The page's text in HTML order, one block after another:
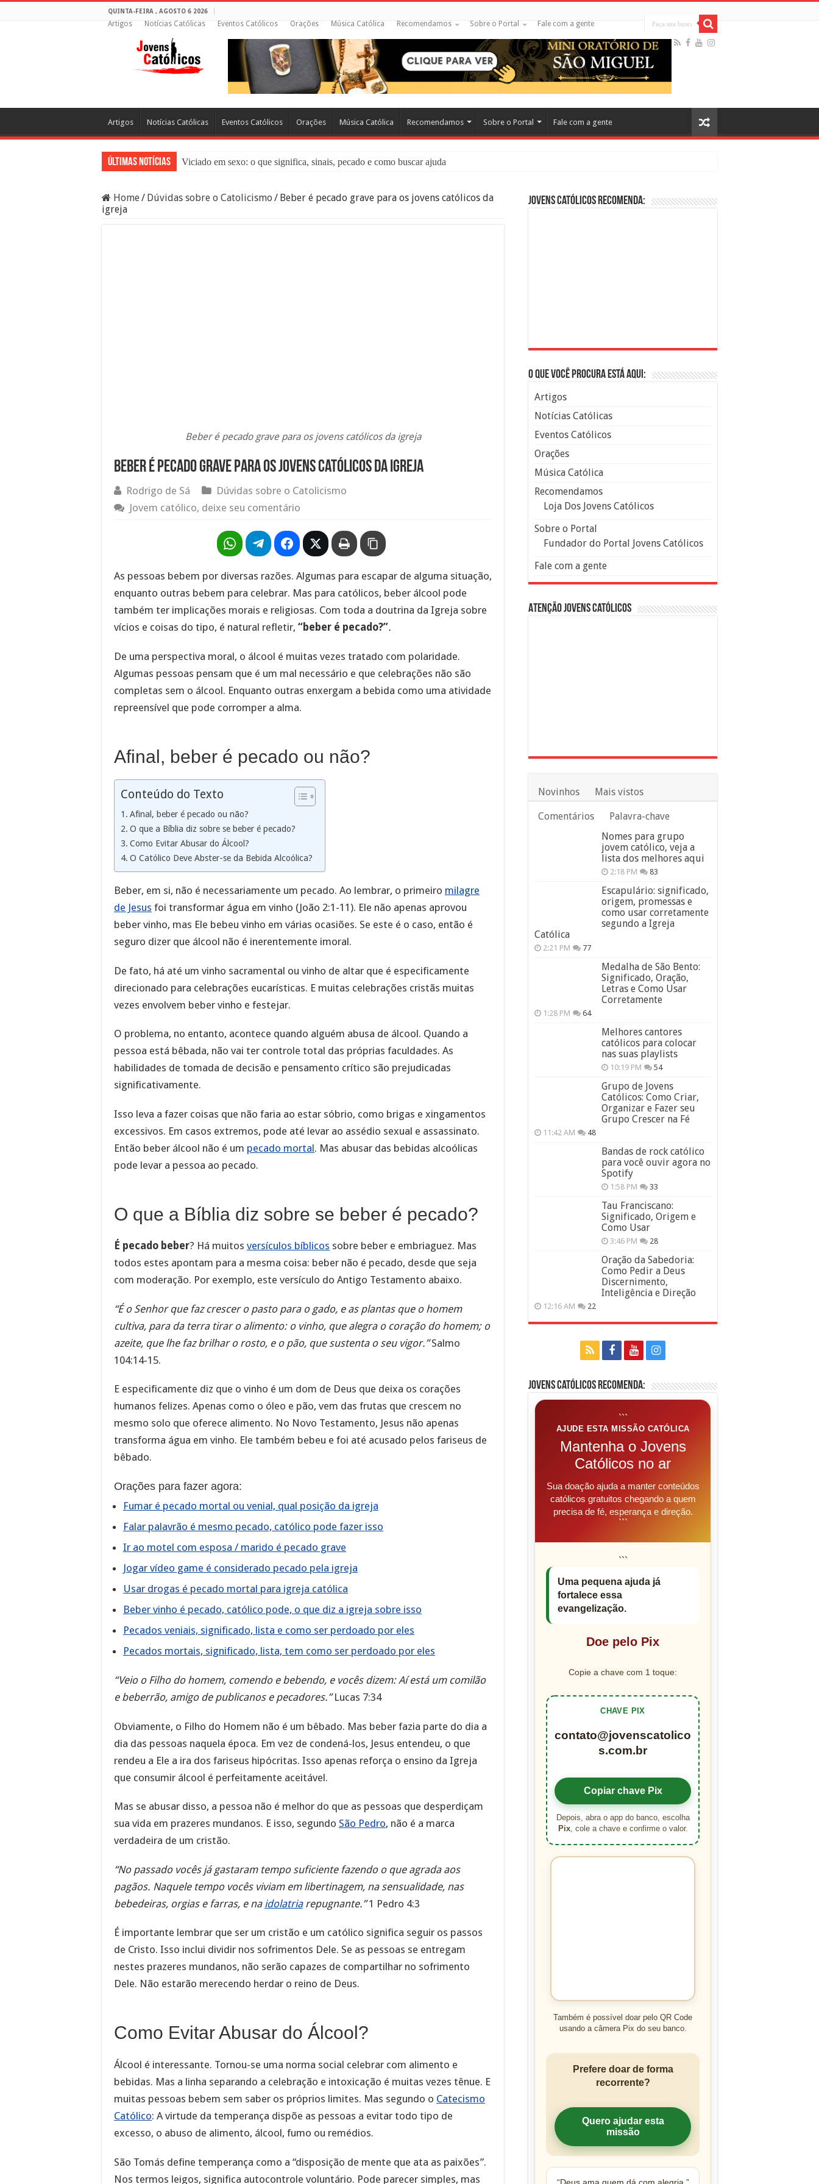
QUINTA-FEIRA , AGOSTO 6 2026
Artigos Notícias Católicas Eventos Católicos Orações Música Católica Recomendamos Sobre o Portal Fale com a gente
Artigos Notícias Católicas Eventos Católicos Orações Música Católica Recomendamos Sobre o Portal Fale com a gente
Últimas Notícias
Viciado em sexo: o que significa, sinais, pecado e como buscar ajuda
Filme Sagrado Coração – Seu Reino Não Terá Fim: O Documentário Que Vai Tocar os Católicos no Cinema
Home/ Dúvidas sobre o Catolicismo / Beber é pecado grave para os jovens católicos da
igreja
Beber é pecado grave para os jovens católicos da igreja
Beber é pecado grave para os jovens católicos da igreja
Rodrigo de Sá
Dúvidas sobre o Catolicismo
Jovem católico, deixe seu comentário
As pessoas bebem por diversas razões. Algumas para escapar de alguma situação,
enquanto outras bebem para celebrar. Mas para católicos, beber álcool pode
também ter implicações morais e religiosas. Com toda a doutrina da Igreja sobre
vícios e coisas do tipo, é natural refletir, “beber é pecado?”.
De uma perspectiva moral, o álcool é muitas vezes tratado com polaridade.
Algumas pessoas pensam que é um mal necessário e que celebrações não são
completas sem o álcool. Enquanto outras enxergam a bebida como uma atividade
repreensível que pode corromper a alma.
Afinal, beber é pecado ou não?
Conteúdo do Texto
Afinal, beber é pecado ou não?
O que a Bíblia diz sobre se beber é pecado?
Como Evitar Abusar do Álcool?
O Católico Deve Abster-se da Bebida Alcoólica?
Beber, em si, não é necessariamente um pecado. Ao lembrar, o primeiro milagre
de Jesus foi transformar água em vinho (João 2:1-11). Ele não apenas aprovou
beber vinho, mas Ele bebeu vinho em várias ocasiões. Se este é o caso, então é
seguro dizer que álcool não é inerentemente imoral.
De fato, há até um vinho sacramental ou vinho de altar que é especificamente
direcionado para celebrações eucarísticas. E muitas celebrações cristãs muitas
vezes envolvem beber vinho e festejar.
O problema, no entanto, acontece quando alguém abusa de álcool. Quando a
pessoa está bêbada, não vai ter controle total das próprias faculdades. As
habilidades de tomada de decisão e pensamento crítico são prejudicadas
significativamente.
Isso leva a fazer coisas que não faria ao estar sóbrio, como brigas e xingamentos
excessivos. Em casos extremos, pode até levar ao assédio sexual e assassinato.
Então beber álcool não é um pecado mortal. Mas abusar das bebidas alcoólicas
pode levar a pessoa ao pecado.
O que a Bíblia diz sobre se beber é pecado?
É pecado beber? Há muitos versículos bíblicos sobre beber e embriaguez. Mas
todos estes apontam para a mesma coisa: beber não é pecado, desde que seja
com moderação. Por exemplo, este versículo do Antigo Testamento abaixo.
“É o Senhor que faz crescer o pasto para o gado, e as plantas que o homem
cultiva, para da terra tirar o alimento: o vinho, que alegra o coração do homem; o
azeite, que lhe faz brilhar o rosto, e o pão, que sustenta o seu vigor.”Salmo
104:14-15.
E especificamente diz que o vinho é um dom de Deus que deixa os corações
humanos felizes. Apenas como o óleo e pão, vem das frutas que crescem no
mesmo solo que oferece alimento. No Novo Testamento, Jesus não apenas
transforma água em vinho. Ele também bebeu e foi até acusado pelos fariseus de
bêbado.
Orações para fazer agora:
Fumar é pecado mortal ou venial, qual posição da igreja
Falar palavrão é mesmo pecado, católico pode fazer isso
Ir ao motel com esposa / marido é pecado grave
Jogar vídeo game é considerado pecado pela igreja
Usar drogas é pecado mortal para igreja católica
Beber vinho é pecado, católico pode, o que diz a igreja sobre isso
Pecados veniais, significado, lista e como ser perdoado por eles
Pecados mortais, significado, lista, tem como ser perdoado por eles
“Veio o Filho do homem, comendo e bebendo, e vocês dizem: Aí está um comilão
e beberrão, amigo de publicanos e pecadores.”Lucas 7:34
Obviamente, o Filho do Homem não é um bêbado. Mas beber fazia parte do dia a
dia das pessoas naquela época. Em vez de condená-los, Jesus entendeu, o que
rendeu a Ele a ira dos fariseus hipócritas. Isso apenas reforça o ensino da Igreja
que consumir álcool é perfeitamente aceitável.
Mas se abusar disso, a pessoa não é melhor do que as pessoas que desperdiçam
sua vida em prazeres mundanos. E isso, segundo São Pedro, não é a marca
verdadeira de um cristão.
“No passado vocês já gastaram tempo suficiente fazendo o que agrada aos
pagãos. Naquele tempo vocês viviam em libertinagem, na sensualidade, nas
bebedeiras, orgias e farras, e na idolatriarepugnante.”1 Pedro 4:3
É importante lembrar que ser um cristão e um católico significa seguir os passos
de Cristo. Isso inclui dividir nos sofrimentos Dele. Se as pessoas se entregam
nestes prazeres mundanos, não serão capazes de compartilhar no sofrimento
Dele. Não estarão merecendo herdar o reino de Deus.
Como Evitar Abusar do Álcool?
Álcool é interessante. Tornou-se uma norma social celebrar com alimento e
bebidas. Mas a linha separando a celebração e intoxicação é muitas vezes tênue. E
muitas pessoas bebem sem saber os próprios limites. Mas segundo o Catecismo
Católico: A virtude da temperança dispõe as pessoas a evitar todo tipo de
excesso, o abuso de alimento, álcool, fumo ou remédios.
São Tomás define temperança como a “disposição de mente que ata as paixões”.
Nos termos leigos, significa autocontrole voluntário. Pode parecer simples, mas
Jovens Católicos Recomenda:
O que você procura está aqui:
Artigos
Notícias Católicas
Eventos Católicos
Orações
Música Católica
Recomendamos
Loja Dos Jovens Católicos
Sobre o Portal
Fundador do Portal Jovens Católicos
Fale com a gente
Atenção Jovens Católicos
Novinhos Mais vistos
Comentários
Palavra-chave
Nomes para grupo
jovem católico, veja a
lista dos melhores aqui
2:18 PM 83
Escapulário: significado,
origem, promessas e
como usar corretamente
segundo a Igreja
Católica
2:21 PM 77
Medalha de São Bento:
Significado, Oração,
Letras e Como Usar
Corretamente
1:28 PM 64
Melhores cantores
católicos para colocar
nas suas playlists
10:19 PM 54
Grupo de Jovens
Católicos: Como Criar,
Organizar e Fazer seu
Grupo Crescer na Fé
11:42 AM 48
Bandas de rock católico
para você ouvir agora no
Spotify
1:58 PM 33
Tau Franciscano:
Significado, Origem e
Como Usar
3:46 PM 28
Oração da Sabedoria:
Como Pedir a Deus
Discernimento,
Inteligência e Direção
12:16 AM 22
Jovens Católicos Recomenda:
```
AJUDE ESTA MISSÃO CATÓLICA
Mantenha o Jovens
Católicos no ar
Sua doação ajuda a manter conteúdos
católicos gratuitos chegando a quem
precisa de fé, esperança e direção.
```
```
Uma pequena ajuda já
fortalece essa
evangelização.
Doe pelo Pix
Copie a chave com 1 toque:
CHAVE PIX
contato@jovenscatolico
s.com.br
Copiar chave Pix
Depois, abra o app do banco, escolha
Pix, cole a chave e confirme o valor.
Também é possível doar pelo QR Code
usando a câmera Pix do seu banco.
Prefere doar de forma
recorrente?
Quero ajudar esta
missão